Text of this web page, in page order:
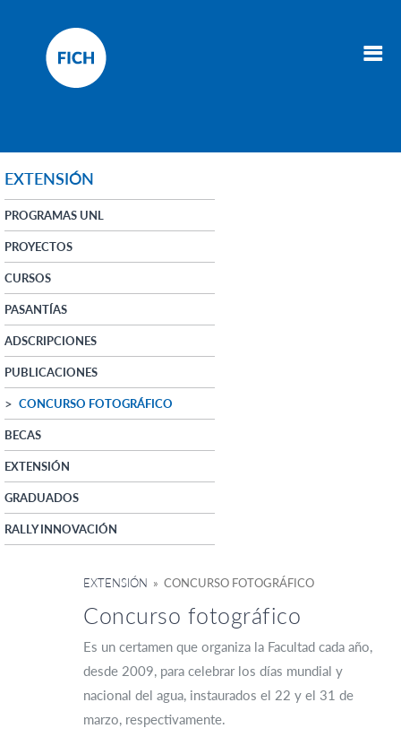
EXTENSIÓN
PROGRAMAS UNL
PROYECTOS
CURSOS
PASANTÍAS
ADSCRIPCIONES
PUBLICACIONES
CONCURSO FOTOGRÁFICO
BECAS
EXTENSIÓN
GRADUADOS
RALLY INNOVACIÓN
EXTENSIÓN » CONCURSO FOTOGRÁFICO
Concurso fotográfico
Es un certamen que organiza la Facultad cada año,
desde 2009, para celebrar los días mundial y
nacional del agua, instaurados el 22 y el 31 de
marzo, respectivamente.